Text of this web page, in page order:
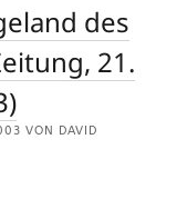
des
21.
VON DAVID